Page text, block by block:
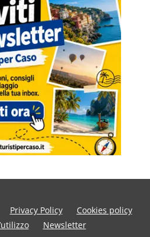
Privacy Policy
Cookies policy
Newsletter